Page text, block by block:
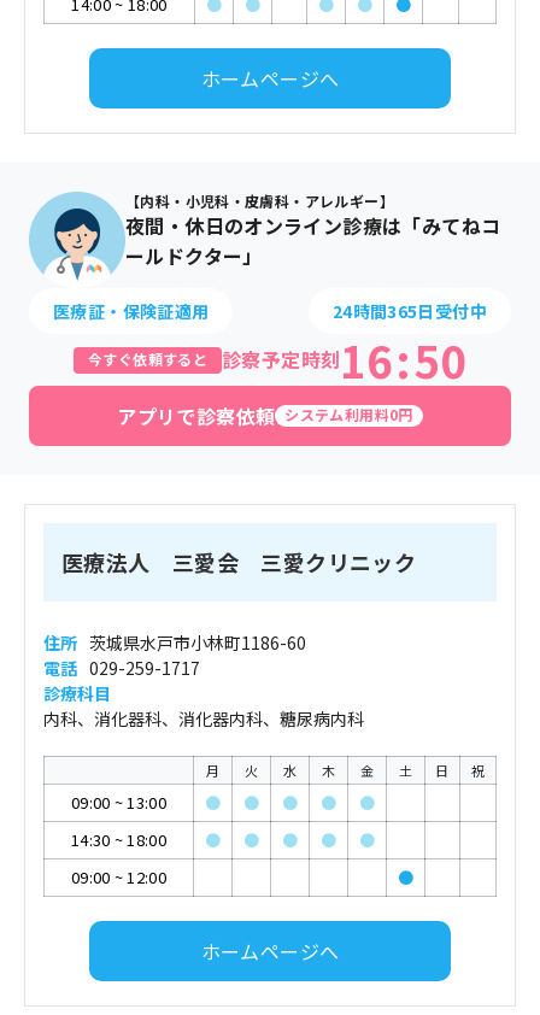
ホームページへ
【内科・小児科・皮膚科・アレルギー】
夜間・休日のオンライン診療は「みてねコ
ールドクター」
医療証・保険証適用 24時間365日受付中
今すぐ依頼すると 診察予定時刻16:50
アプリで診察依頼 システム利用料0円
医療法人 三愛会 三愛クリニック
住所 茨城県水戸市小林町1186-60
電話 029-259-1717
診療科目
内科、消化器科、消化器内科、糖尿病内科
月 火 水 木 金 土 日 祝
09:00 ~13:00 ● ● ● ●
●
14:30 ~18:00 ● ● ● ●
●
09:00 ~12:00 ●
ホームページへ